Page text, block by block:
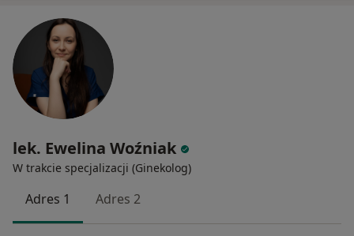
lek. Ewelina Woźniak
W trakcie specjalizacji (Ginekolog)
Adres 1 Adres 2